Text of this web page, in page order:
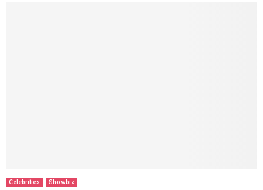
Celebrities Showbiz